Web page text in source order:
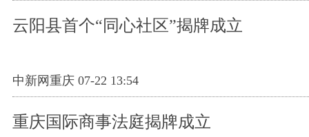
云阳县首个“同心社区”揭牌成立
中新网重庆 07-22 13:54
重庆国际商事法庭揭牌成立